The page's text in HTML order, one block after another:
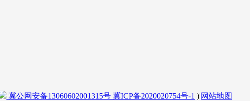
冀公网安备13060602001315号 冀ICP备2020020754号-1 )|网站地图